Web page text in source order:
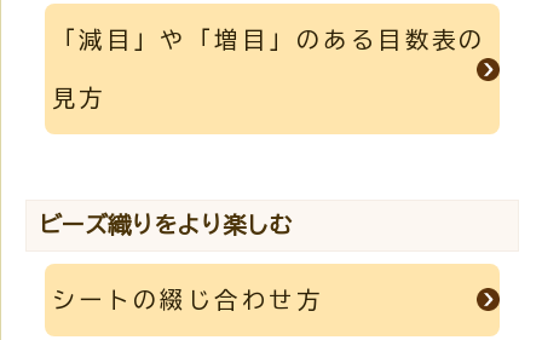
「減目」や「増目」のある目数表の
見方
ビーズ織りをより楽しむ
シートの綴じ合わせ方